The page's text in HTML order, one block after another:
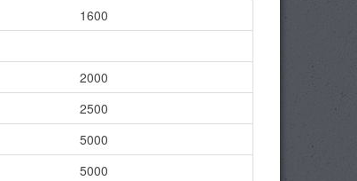
1600
2000
2500
5000
5000